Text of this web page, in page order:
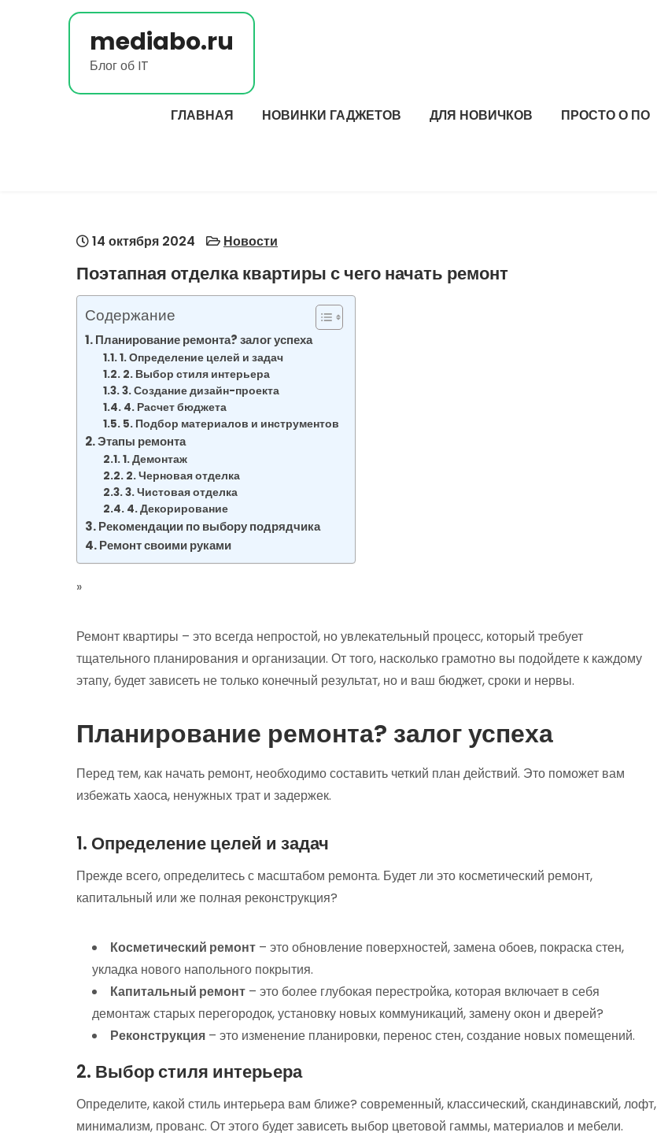
mediabo.ru
Блог об IT
ГЛАВНАЯ НОВИНКИ ГАДЖЕТОВ ДЛЯ НОВИЧКОВ ПРОСТО О ПО
14 октября 2024 Новости
Поэтапная отделка квартиры с чего начать ремонт
Содержание
Планирование ремонта? залог успеха
1. Определение целей и задач
2. Выбор стиля интерьера
3. Создание дизайн-проекта
4. Расчет бюджета
5. Подбор материалов и инструментов
Этапы ремонта
1. Демонтаж
2. Черновая отделка
3. Чистовая отделка
4. Декорирование
Рекомендации по выбору подрядчика
Ремонт своими руками
»
Ремонт квартиры – это всегда непростой, но увлекательный процесс, который требует
тщательного планирования и организации. От того, насколько грамотно вы подойдете к каждому
этапу, будет зависеть не только конечный результат, но и ваш бюджет, сроки и нервы.
Планирование ремонта? залог успеха
Перед тем, как начать ремонт, необходимо составить четкий план действий. Это поможет вам
избежать хаоса, ненужных трат и задержек.
1. Определение целей и задач
Прежде всего, определитесь с масштабом ремонта. Будет ли это косметический ремонт,
капитальный или же полная реконструкция?
Косметический ремонт – это обновление поверхностей, замена обоев, покраска стен,
укладка нового напольного покрытия.
Капитальный ремонт – это более глубокая перестройка, которая включает в себя
демонтаж старых перегородок, установку новых коммуникаций, замену окон и дверей?
Реконструкция – это изменение планировки, перенос стен, создание новых помещений.
2. Выбор стиля интерьера
Определите, какой стиль интерьера вам ближе? современный, классический, скандинавский, лофт,
минимализм, прованс. От этого будет зависеть выбор цветовой гаммы, материалов и мебели.